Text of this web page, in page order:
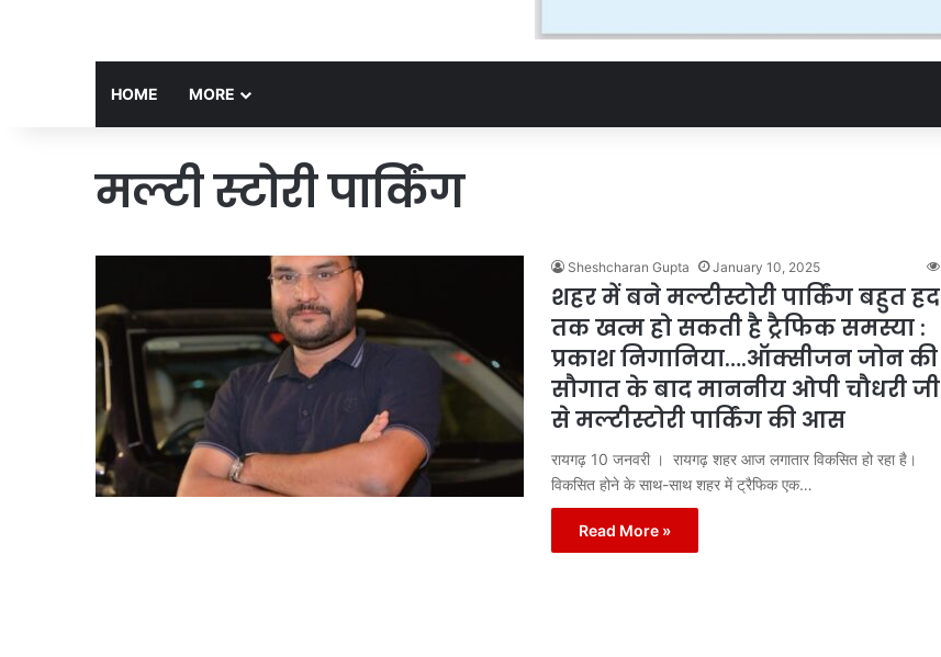
HOME MORE
मल्टी स्टोरी पार्किंग
Sheshcharan Gupta January 10, 2025
शहर में बने मल्टीस्टोरी पार्किंग बहुत हद
तक खत्म हो सकती है ट्रैफिक समस्या :
प्रकाश निगानिया….ऑक्सीजन जोन की
सौगात के बाद माननीय ओपी चौधरी जी
से मल्टीस्टोरी पार्किंग की आस
रायगढ़ 10 जनवरी । रायगढ़ शहर आज लगातार विकसित हो रहा है।
विकसित होने के साथ-साथ शहर में ट्रैफिक एक…
Read More »